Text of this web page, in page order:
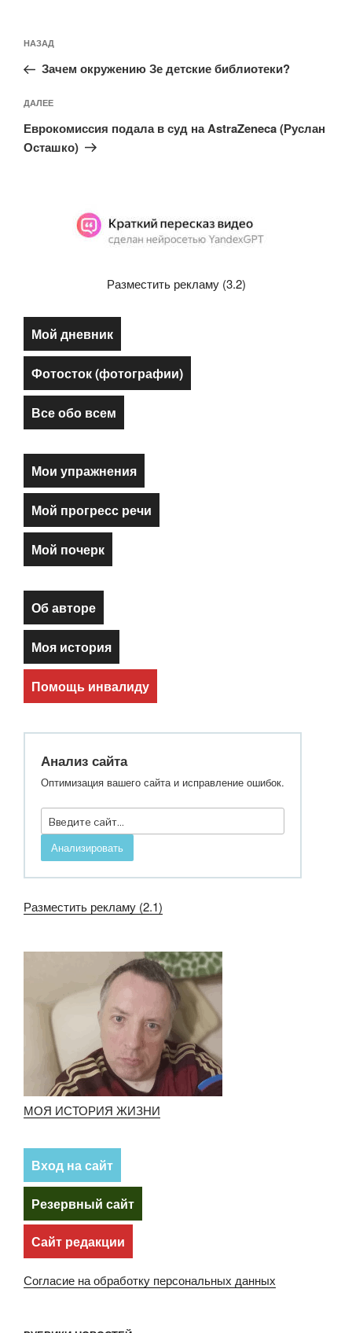
по
записям
Предыдущая
запись:
НАЗАД
Зачем окружению Зе детские библиотеки?
Следующая
запись
ДАЛЕЕ
Еврокомиссия подала в суд на AstraZeneca (Руслан
Осташко)
Разместить рекламу (3.2)
Мой дневник
Фотосток (фотографии)
Все обо всем
Мои упражнения
Мой прогресс речи
Мой почерк
Об авторе
Моя история
Помощь инвалиду
Анализ сайта
Оптимизация вашего сайта и исправление ошибок.
Анализировать
Разместить рекламу (2.1)
МОЯ ИСТОРИЯ ЖИЗНИ
Вход на сайт
Резервный сайт
Сайт редакции
Согласие на обработку персональных данных